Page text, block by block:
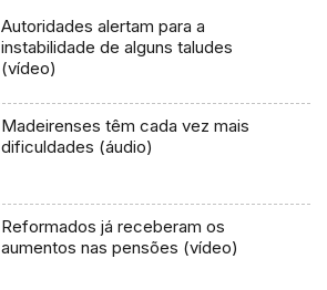
Autoridades alertam para a
instabilidade de alguns taludes
(vídeo)
Madeirenses têm cada vez mais
dificuldades (áudio)
Reformados já receberam os
aumentos nas pensões (vídeo)